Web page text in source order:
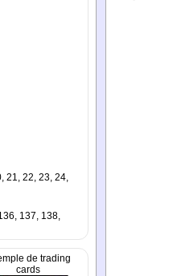
21, 22, 23, 24,
137, 138,
de trading
cards